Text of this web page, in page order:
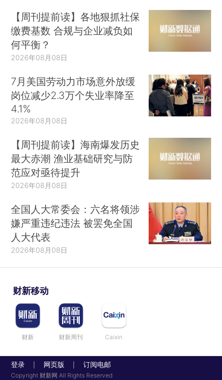
【周刊提前读】各地狠抓社保
缴费基数 合规与企业减负如
何平衡？
2026年08月08日
7月美国劳动力市场意外放缓
岗位减少2.3万个失业率降至
4.1%
2026年08月08日
【周刊提前读】海南爆发历史
最大赤潮 渔业基础研究与防
范应对亟待提升
2026年08月08日
全国人大常委会：六名将领涉
嫌严重违纪违法 被罢免全国
人大代表
2026年08月08日
财新移动
财新 财新周刊 Caixin
登录 网页版 订阅电邮
Copyright 财新网 All Rights Reserved